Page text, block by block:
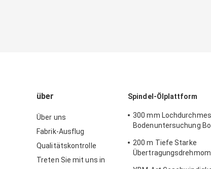
über
Über uns
Fabrik-Ausflug
Qualitätskontrolle
Treten Sie mit uns in
Spindel-Ölplattform
300 mm
Bodenuntersuchung
200 m Tiefe Starke